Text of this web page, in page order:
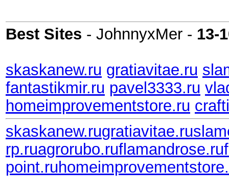
Best Sites - JohnnyxMer - 13-
skaskanew.ru gratiavitae.ru
fantastikmir.ru pavel3333.ru
homeimprovementstore.ru
skaskanew.rugratiavitae.ru
rp.ruagrorubo.ruflamandrose.ru
point.ru